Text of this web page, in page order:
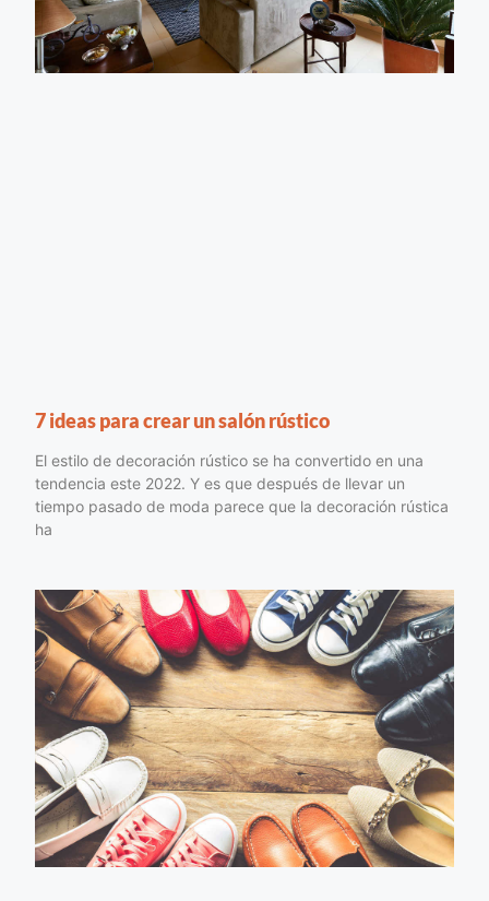
7 ideas para crear un salón rústico
El estilo de decoración rústico se ha convertido en una
tendencia este 2022. Y es que después de llevar un
tiempo pasado de moda parece que la decoración rústica
ha